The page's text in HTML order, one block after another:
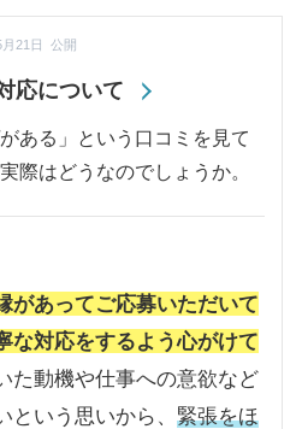
応について
月21日 公開
ある」という口コミを見て
際はどうなのでしょうか。
があってご応募いただいて
な対応をするよう心がけて
た動機や仕事への意欲など
という思いから、緊張をほ